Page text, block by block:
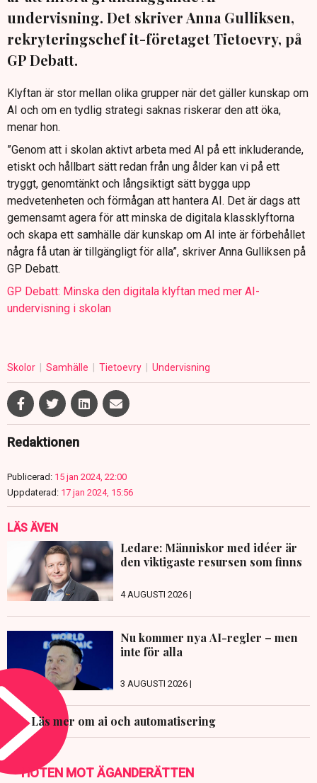
undervisning. Det skriver Anna Gulliksen,
rekryteringschef it-företaget Tietoevry, på
GP Debatt.
Klyftan är stor mellan olika grupper när det gäller kunskap om
AI och om en tydlig strategi saknas riskerar den att öka,
menar hon.
”Genom att i skolan aktivt arbeta med AI på ett inkluderande,
etiskt och hållbart sätt redan från ung ålder kan vi på ett
tryggt, genomtänkt och långsiktigt sätt bygga upp
medvetenheten och förmågan att hantera AI. Det är dags att
gemensamt agera för att minska de digitala klassklyftorna
och skapa ett samhälle där kunskap om AI inte är förbehållet
några få utan är tillgängligt för alla”, skriver Anna Gulliksen på
GP Debatt.
GP Debatt: Minska den digitala klyftan med mer AI-
undervisning i skolan
Skolor Samhälle Tietoevry Undervisning
Redaktionen
Publicerad: 15 jan 2024, 22:00
Uppdaterad: 17 jan 2024, 15:56
LÄS ÄVEN
Ledare: Människor med idéer är
den viktigaste resursen som finns
4 AUGUSTI 2026 |
Nu kommer nya AI-regler – men
inte för alla
3 AUGUSTI 2026 |
Läs mer om ai och automatisering
HOTEN MOT ÄGANDERÄTTEN